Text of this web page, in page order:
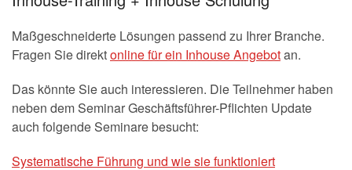
Maßgeschneiderte Lösungen passend zu Ihrer Branche.
Fragen Sie direktonline für ein Inhouse Angebotan.
Das könnte Sie auch interessieren. Die Teilnehmer haben
neben dem Seminar Geschäftsführer-Pflichten Update
auch folgende Seminare besucht:
Systematische Führung und wie sie funktioniert